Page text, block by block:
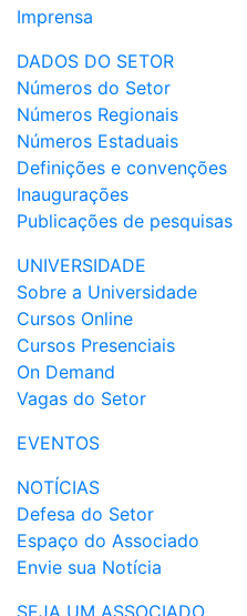
Imprensa
DADOS DO SETOR
Números do Setor
Números Regionais
Números Estaduais
Definições e convenções
Inaugurações
Publicações de pesquisas
UNIVERSIDADE
Sobre a Universidade
Cursos Online
Cursos Presenciais
On Demand
Vagas do Setor
EVENTOS
NOTÍCIAS
Defesa do Setor
Espaço do Associado
Envie sua Notícia
SEJA UM ASSOCIADO